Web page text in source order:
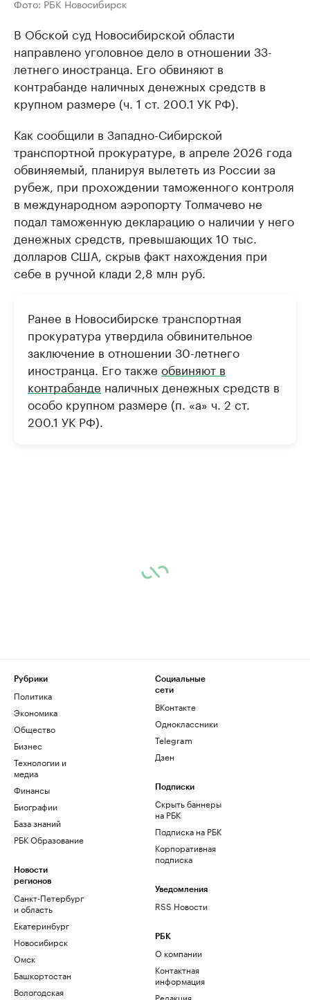
Фото: РБК Новосибирск
В Обской суд Новосибирской области
направлено уголовное дело в отношении 33-
летнего иностранца. Его обвиняют в
контрабанде наличных денежных средств в
крупном размере (ч. 1 ст. 200.1 УК РФ).
Как сообщили в Западно-Сибирской
транспортной прокуратуре, в апреле 2026 года
обвиняемый, планируя вылететь из России за
рубеж, при прохождении таможенного контроля
в международном аэропорту Толмачево не
подал таможенную декларацию о наличии у него
денежных средств, превышающих 10 тыс.
долларов США, скрыв факт нахождения при
себе в ручной клади 2,8 млн руб.
Ранее в Новосибирске транспортная
прокуратура утвердила обвинительное
заключение в отношении 30-летнего
иностранца. Его также обвиняют в
контрабанде наличных денежных средств в
особо крупном размере (п. «а» ч. 2 ст.
200.1 УК РФ).
Рубрики
Политика
Экономика
Общество
Бизнес
Технологии и
медиа
Финансы
Биографии
База знаний
РБК Образование
Новости
регионов
Санкт-Петербург
и область
Екатеринбург
Новосибирск
Омск
Башкортостан
Вологодская
Социальные
сети
ВКонтакте
Одноклассники
Telegram
Дзен
Подписки
Скрыть баннеры
на РБК
Подписка на РБК
Корпоративная
подписка
Уведомления
RSS Новости
РБК
О компании
Контактная
информация
Редакция